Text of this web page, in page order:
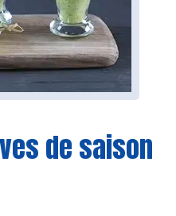
de saison